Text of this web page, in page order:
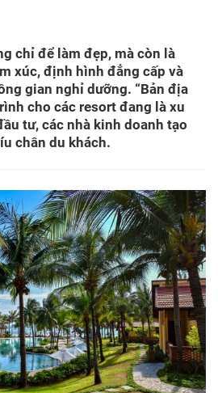
chỉ để làm đẹp, mà còn là
xúc, định hình đẳng cấp và
gian nghỉ dưỡng. “Bản địa
cho các resort đang là xu
tư, các nhà kinh doanh tạo
chân du khách.